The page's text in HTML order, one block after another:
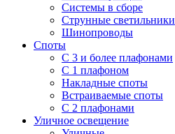
Системы в сборе
Струнные светильники
Шинопроводы
Споты
С 3 и более плафонами
С 1 плафоном
Накладные споты
Встраиваемые споты
С 2 плафонами
Уличное освещение